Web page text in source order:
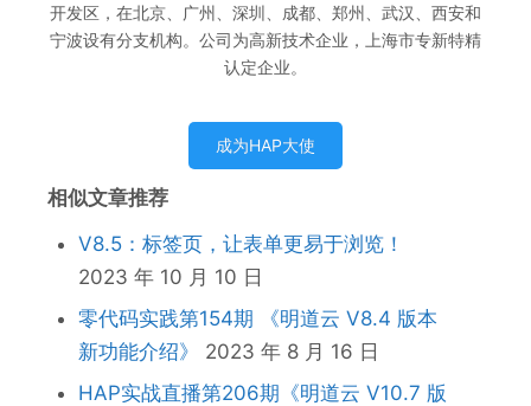
开发区，在北京、广州、深圳、成都、郑州、武汉、西安和
宁波设有分支机构。公司为高新技术企业，上海市专新特精
认定企业。
成为HAP大使
相似文章推荐
V8.5：标签页，让表单更易于浏览！
2023 年 10 月 10 日
零代码实践第154期 《明道云 V8.4 版本
新功能介绍》
2023 年 8 月 16 日
HAP实战直播第206期《明道云 V10.7 版